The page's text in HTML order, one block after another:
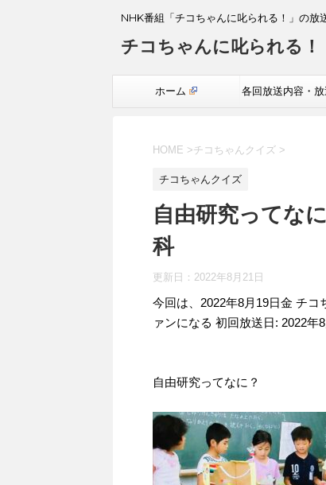
NHK番組「チコちゃんに叱られる！」の放
チコちゃんに叱られる！
ホーム 各回放送内容・
HOME >チコちゃんクイズ >
チコちゃんクイズ
自由研究ってな
科
更新日： 2022年8月21日
今回は、2022年8月19日金 チ
ァンになる 初回放送日: 2022年
自由研究ってなに？